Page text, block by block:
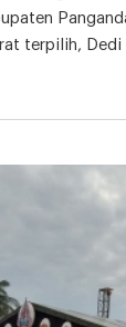
terpilih,